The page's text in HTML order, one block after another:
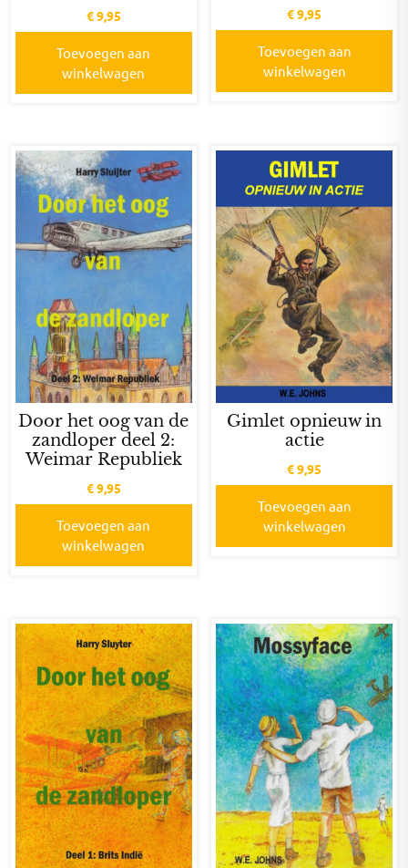
€9,95
Toevoegen aan
winkelwagen
€9,95
Toevoegen aan
winkelwagen
Door het oog van de
zandloper deel 2:
Weimar Republiek
€9,95
Toevoegen aan
winkelwagen
Gimlet opnieuw in
actie
€9,95
Toevoegen aan
winkelwagen